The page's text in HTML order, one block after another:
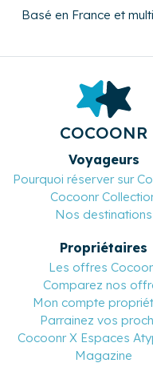
Basé en France et
COCOONR
Voyageurs
Pourquoi réserver sur
Cocoonr
Nos destinations
Propriétaires
Les offres
Comparez nos
Mon compte
Parrainez vos
Cocoonr X Espaces
Magazine